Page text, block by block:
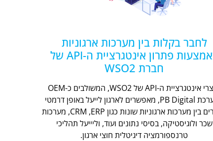
לחבר בקלות בין מערכות ארגוניות
באמצעות פתרון אינטגרציית ה-API של
חברת WSO2
מוצרי אינטגרציית ה-API של WSO2, המשולבים כ-OEM
במערכת PB Digital, מאפשרים לארגון לייעל באופן דרמטי
חיבורים בין מערכות ארגוניות שונות כגון CRM ,ERP, מערכות
שכר ולוגיסטיקה, בסיסי נתונים ועוד, וליייעל תהליכי
טרנספורמציה דיגיטלית חוצי ארגון.